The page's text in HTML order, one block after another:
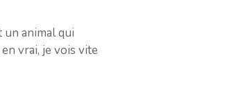
un animal qui
vrai, je vois vite